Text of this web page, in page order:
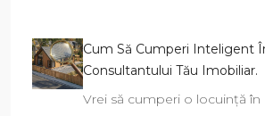
Cum Să Cumperi Inteligent
Consultantului Tău Imobiliar.
Vrei să cumperi o locuință în